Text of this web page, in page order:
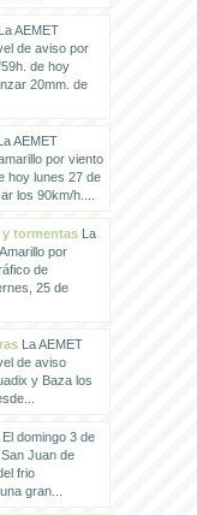
AEMET
de aviso por
de hoy
20mm. de
AEMET
por viento
hoy lunes 27 de
los 90km/h....
tormentasLa
por
de
25 de
La AEMET
de aviso
y Baza los
domingo 3 de
Juan de
frio
gran...